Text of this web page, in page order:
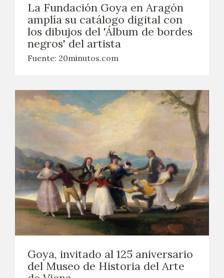
La Fundación Goya en Aragón
amplía su catálogo digital con
los dibujos del 'Álbum de bordes
negros' del artista
Fuente: 20minutos.com
Goya, invitado al 125 aniversario
del Museo de Historia del Arte